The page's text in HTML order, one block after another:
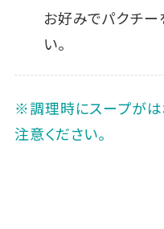
お好みでパクチー
い。
※調理時にスープがは
注意ください。